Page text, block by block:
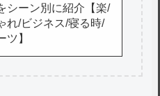
シーン別に紹介【楽/
れ/ビジネス/寝る時/
ツ】